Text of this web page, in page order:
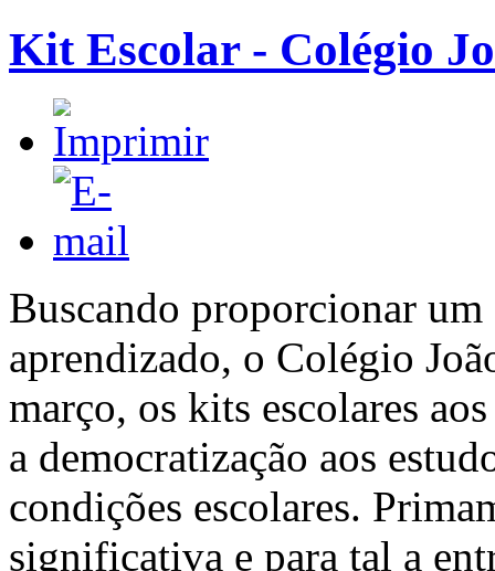
Kit Escolar - Colégio
Buscando proporcionar um
aprendizado, o Colégio
março, os kits escolares
a democratização aos
condições escolares.
significativa e para tal a